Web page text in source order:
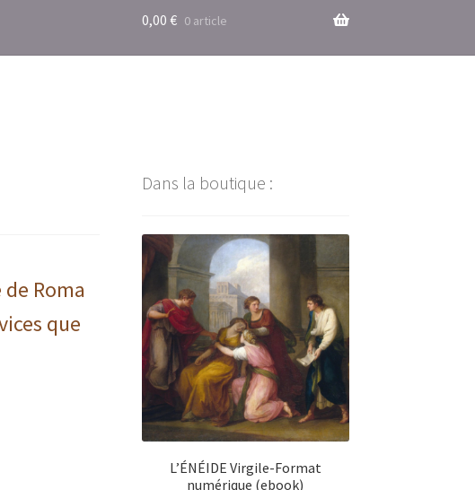
0,00 € 0 article
Roma
que
Dans la boutique :
L’ÉNÉIDE Virgile-Format
numérique (ebook)